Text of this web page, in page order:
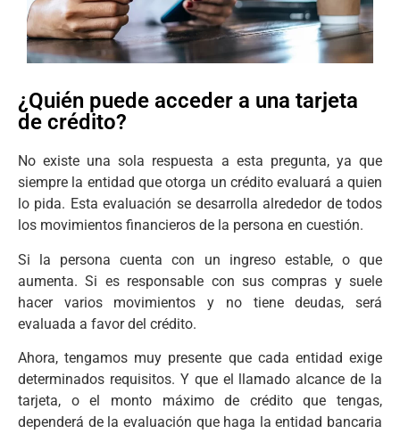
¿Quién puede acceder a una tarjeta
de crédito?
No existe una sola respuesta a esta pregunta, ya que
siempre la entidad que otorga un crédito evaluará a quien
lo pida. Esta evaluación se desarrolla alrededor de todos
los movimientos financieros de la persona en cuestión.
Si la persona cuenta con un ingreso estable, o que
aumenta. Si es responsable con sus compras y suele
hacer varios movimientos y no tiene deudas, será
evaluada a favor del crédito.
Ahora, tengamos muy presente que cada entidad exige
determinados requisitos. Y que el llamado alcance de la
tarjeta, o el monto máximo de crédito que tengas,
dependerá de la evaluación que haga la entidad bancaria